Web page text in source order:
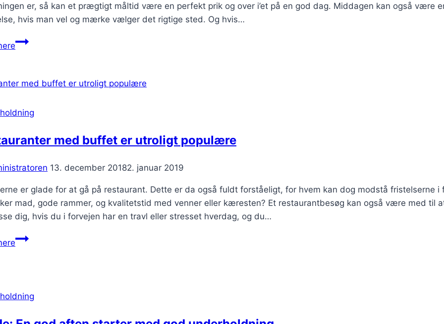
er, så kan et prægtigt måltid være en perfekt prik og over i’et på en god dag. Middagen kan også være
hvis man vel og mærke vælger det rigtige sted. Og hvis…
Smag
Københavns
oplevelser
med buffet er utroligt populære
13. december 20182. januar 2019
er glade for at gå på restaurant. Dette er da også fuldt forståeligt, for hvem kan dog modstå fristelserne i
mad, gode rammer, og kvalitetstid med venner eller kæresten? Et restaurantbesøg kan også være med til
dig, hvis du i forvejen har en travl eller stresset hverdag, og du…
Restauranter
utroligt
populære